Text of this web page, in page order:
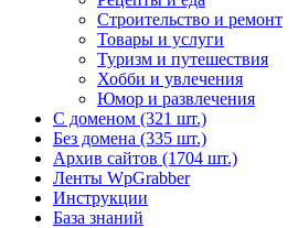
Строительство и ремонт
Товары и услуги
Туризм и путешествия
Хобби и увлечения
Юмор и развлечения
С доменом (321 шт.)
Без домена (335 шт.)
Архив сайтов (1704 шт.)
Ленты WpGrabber
Инструкции
База знаний